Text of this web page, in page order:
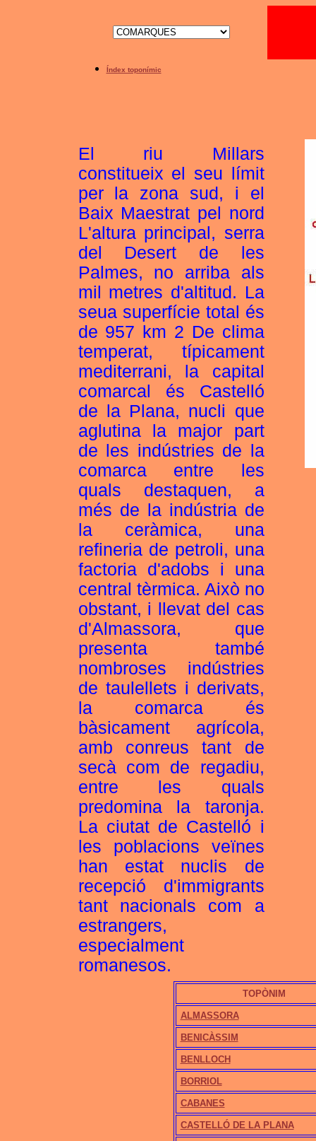
Índex toponímic
El riu Millars
constitueix el seu límit
per la zona sud, i el
Baix Maestrat pel nord
L'altura principal, serra
del Desert de les
Palmes, no arriba als
mil metres d'altitud. La
seua superfície total és
de 957 km 2 De clima
temperat, típicament
mediterrani, la capital
comarcal és Castelló
de la Plana, nucli que
aglutina la major part
de les indústries de la
comarca entre les
quals destaquen, a
més de la indústria de
la ceràmica, una
refineria de petroli, una
factoria d'adobs i una
central tèrmica. Això no
obstant, i llevat del cas
d'Almassora, que
presenta també
nombroses indústries
de taulellets i derivats,
la comarca és
bàsicament agrícola,
amb conreus tant de
secà com de regadiu,
entre les quals
predomina la taronja.
La ciutat de Castelló i
les poblacions veïnes
han estat nuclis de
recepció d'immigrants
tant nacionals com a
estrangers,
especialment
romanesos.
TOPÒNIM
ALMASSORA
BENICÀSSIM
BENLLOCH
BORRIOL
CABANES
CASTELLÓ DE LA PLANA